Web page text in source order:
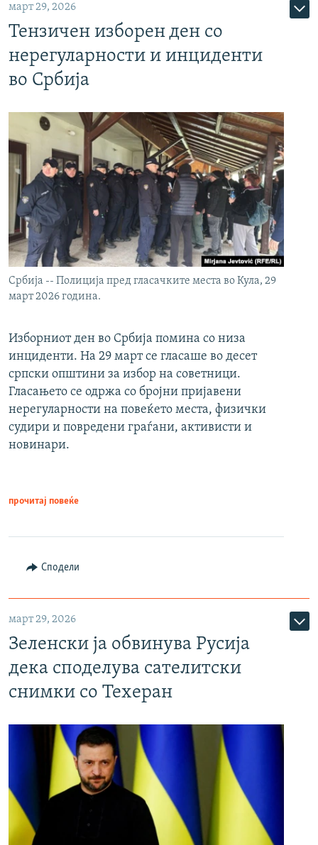
март 29, 2026
Тензичен изборен ден со
нерегуларности и инциденти
во Србија
Србија -- Полиција пред гласачките места во Кула, 29
март 2026 година.
Изборниот ден во Србија помина со низа
инциденти. На 29 март се гласаше во десет
српски општини за избор на советници.
Гласањето се одржа со бројни пријавени
нерегуларности на повеќето места, физички
судири и повредени граѓани, активисти и
новинари.
прочитај повеќе
Сподели
март 29, 2026
Зеленски ја обвинува Русија
дека споделува сателитски
снимки со Техеран